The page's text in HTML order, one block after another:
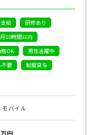
給
研修あり
10時間以内
OK
男性活躍中
不要
制服貸与
バイル